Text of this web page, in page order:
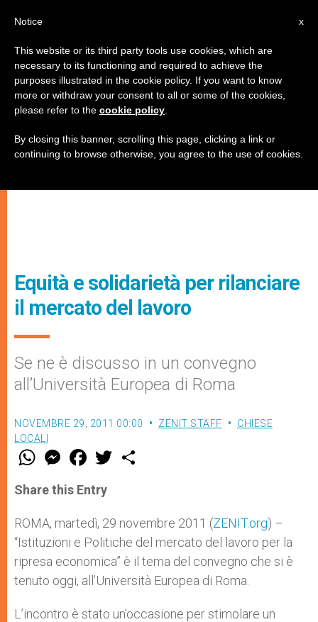
Equità e solidarietà per rilanciare
il mercato del lavoro
Se ne è discusso in un convegno
all’Università Europea di Roma
NOVEMBRE 29, 2011 00:00 ZENIT STAFF
CHIESE
LOCALI
W
t
s
p
p
M
e
s
e
g
e
r
F
a
e
b
o
k
w
r
Share this Entry
ROMA, martedì, 29 novembre 2011 (ZENIT.org) –
“Istituzioni e Politiche del mercato del lavoro per la
ripresa economica” è il tema del convegno che si è
tenuto oggi, all’Università Europea di Roma.
L’incontro è stato un’occasione per stimolare un
x
Notice
This website or its third party tools use cookies, which are
necessary to its functioning and required to achieve the
purposes illustrated in the cookie policy. If you want to know
more or withdraw your consent to all or some of the cookies,
please refer to the cookie policy
By closing this banner, scrolling this page, clicking a link or
continuing to browse otherwise, you agree to the use of cookies.